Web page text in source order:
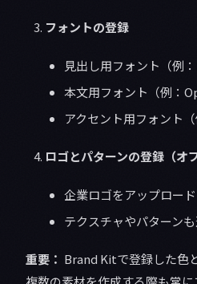
フォントの登録
見出し用フォント（例
本文用フォント（例：
アクセント用フォント
ロゴとパターンの登録（オ
企業ロゴをアップロード
テクスチャやパターン
重要： Brand Kitで登録した色